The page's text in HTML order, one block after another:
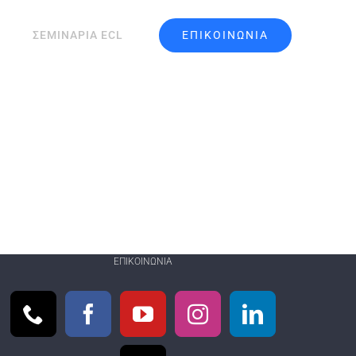
ΣΕΜΙΝΑΡΙΑ ECL ΕΠΙΚΟΙΝΩΝΙΑ
ΕΠΙΚΟΙΝΩΝΊΑ